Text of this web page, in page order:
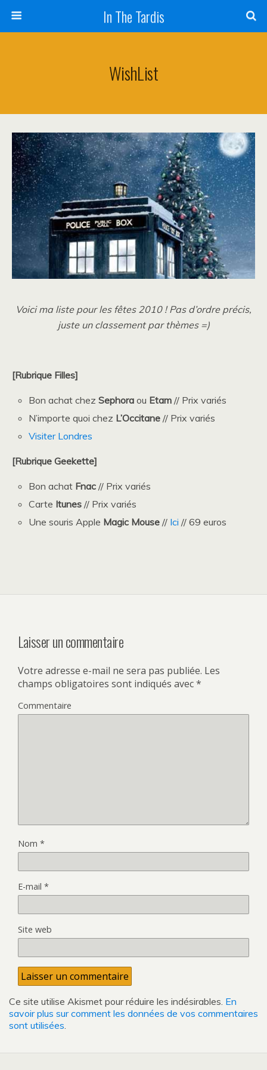
In The Tardis
WishList
Voici ma liste pour les fêtes 2010 ! Pas d’ordre précis,
juste un classement par thèmes =)
[Rubrique Filles]
Bon achat chezSephora ou Etam // Prix variés
N’importe quoi chez L’Occitane// Prix variés
Visiter Londres
[Rubrique Geekette]
Bon achat Fnac// Prix variés
Carte Itunes // Prix variés
Une souris Apple Magic Mouse // Ici // 69 euros
Laisser un commentaire
Votre adresse e-mail ne sera pas publiée. Les
champs obligatoires sont indiqués avec*
Commentaire
Nom *
E-mail *
Site web
Ce site utilise Akismet pour réduire les indésirables. En
savoir plus sur comment les données de vos commentaires
sont utilisées.